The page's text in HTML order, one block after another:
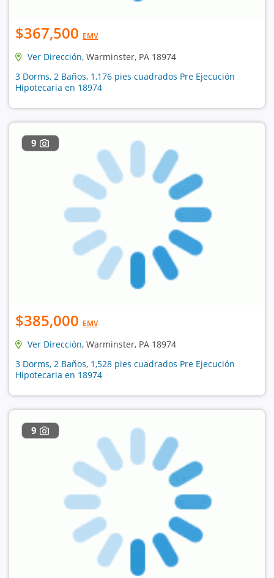
$367,500 EMV
Ver Dirección, Warminster, PA 18974
3 Dorms, 2 Baños, 1,176 pies cuadrados Pre Ejecución
Hipotecaria en 18974
9
$385,000 EMV
Ver Dirección, Warminster, PA 18974
3 Dorms, 2 Baños, 1,528 pies cuadrados Pre Ejecución
Hipotecaria en 18974
9